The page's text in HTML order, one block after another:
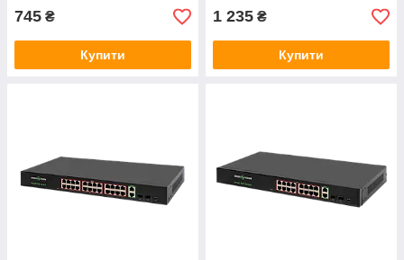
745 ₴
Купити
1 235 ₴
Купити